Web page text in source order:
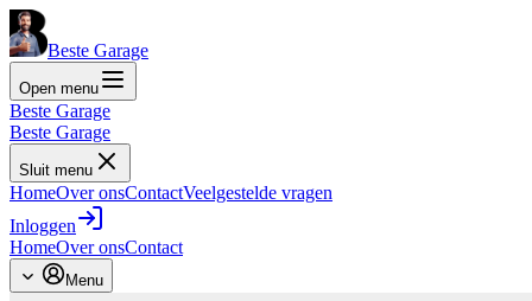
Beste Garage
Open menu
Beste Garage
Beste Garage
Sluit menu
HomeOver onsContactVeelgestelde vragen
Inloggen
HomeOver onsContact
Menu